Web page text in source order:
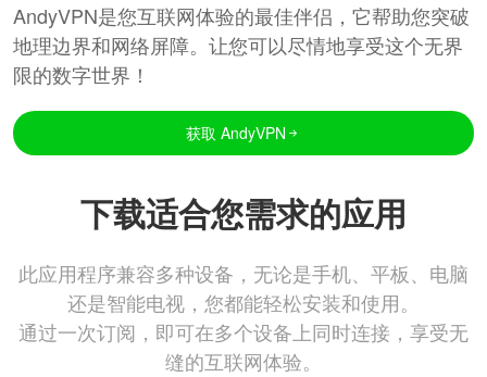
AndyVPN是您互联网体验的最佳伴侣，它帮助您突破
地理边界和网络屏障。让您可以尽情地享受这个无界
限的数字世界！
获取 AndyVPN
下载适合您需求的应用
此应用程序兼容多种设备，无论是手机、平板、电脑
还是智能电视，您都能轻松安装和使用。
通过一次订阅，即可在多个设备上同时连接，享受无
缝的互联网体验。